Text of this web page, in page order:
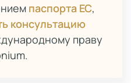
паспорта ЕС,
консультацию
праву